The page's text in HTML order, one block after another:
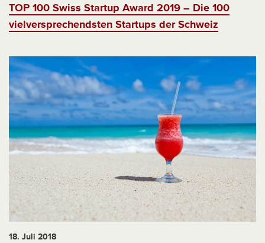
TOP 100 Swiss Startup Award 2019 – Die 100
vielversprechendsten Startups der Schweiz
18. Juli 2018